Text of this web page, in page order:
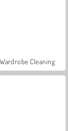
Cleaning